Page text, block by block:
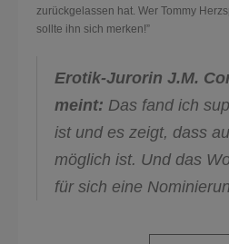
zurückgelassen hat. Wer Tommy
sollte ihn sich merken!”
Erotik-Jurorin J.M.
meint: Das fand ich
ist und es zeigt, dass
möglich ist. Und das
für sich eine